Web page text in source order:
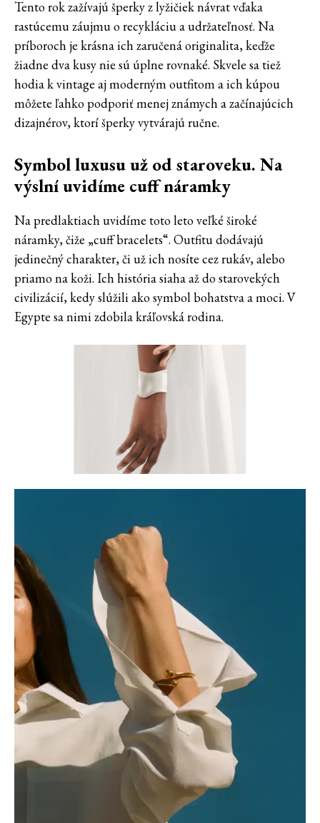
Tento rok zažívajú šperky z lyžičiek návrat vďaka
rastúcemu záujmu o recykláciu a udržateľnosť. Na
príboroch je krásna ich zaručená originalita, keďže
žiadne dva kusy nie sú úplne rovnaké. Skvele sa tiež
hodia k vintage aj moderným outfitom a ich kúpou
môžete ľahko podporiť menej známych a začínajúcich
dizajnérov, ktorí šperky vytvárajú ručne.
Symbol luxusu už od staroveku. Na
výslní uvidíme cuff náramky
Na predlaktiach uvidíme toto leto veľké široké
náramky, čiže „cuff bracelets“. Outfitu dodávajú
jedinečný charakter, či už ich nosíte cez rukáv, alebo
priamo na koži. Ich história siaha až do starovekých
civilizácií, kedy slúžili ako symbol bohatstva a moci. V
Egypte sa nimi zdobila kráľovská rodina.